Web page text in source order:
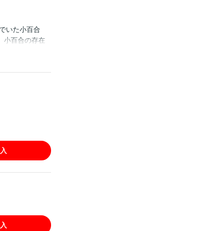
いた小百合
小百合の存在
！